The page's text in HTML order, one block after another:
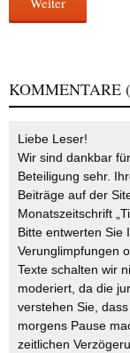
KOMMENTARE
Liebe Leser!
Wir sind dankbar
Beteiligung sehr.
Beiträge auf der
Monatszeitschrift
Bitte entwerten Sie
Verunglimpfungen
Texte schalten wir
moderiert, da die
verstehen Sie,
morgens Pause
zeitlichen